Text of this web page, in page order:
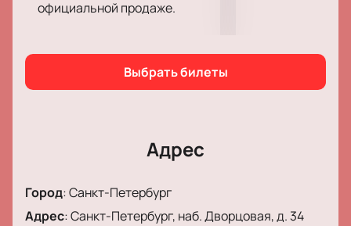
Чтобы стать свидетелем этого грандиозного
нашем сайте. Не откладывайте покупку, ведь
интерес к фестивалю велик, и количество мест
ограничено. Посетите наш сайт, чтобы купить
официальной продаже.
Выбрать билеты
Адрес
Город:Санкт-Петербург
Адрес:Санкт-Петербург, наб. Дворцовая, д. 34